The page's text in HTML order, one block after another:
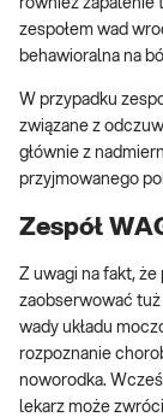
również zapalenie
zespołem wad
behawioralna na
W przypadku
związane z
głównie z
przyjmowanego
Zespół
Z uwagi na fakt, że
zaobserwować
wady układu
rozpoznanie
noworodka.
lekarz może